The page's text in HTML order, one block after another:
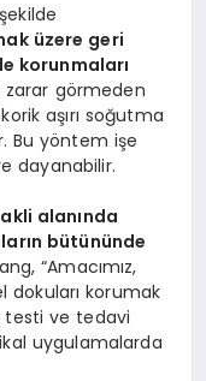
üzere geri
korunmaları
zarar görmeden
aşırı soğutma
Bu yöntem işe
dayanabilir.
alanında
bütününde
“Amacımız,
dokuları korumak
testi ve tedavi
uygulamalarda